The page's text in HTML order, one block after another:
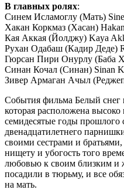
В главных ролях:
Синем Исламоглу (Мать)
Хакан Коркмаз (Хасан)
Кая Аккая (Йолджу) Kaya
Рухан Одабаш (Кадир Деде)
Гюрсан Пири Онурлу (Баба
Синан Кочал (Синан) Sinan
Зивер Армаган Ачыл
События фильма Белый снег
которая расположена
семидесятые годы прошлого
двенадцатилетнего
своими сестрами и
нищету и убогость того
любовью к своим близким и
посадили в тюрьму, и все
на мать.